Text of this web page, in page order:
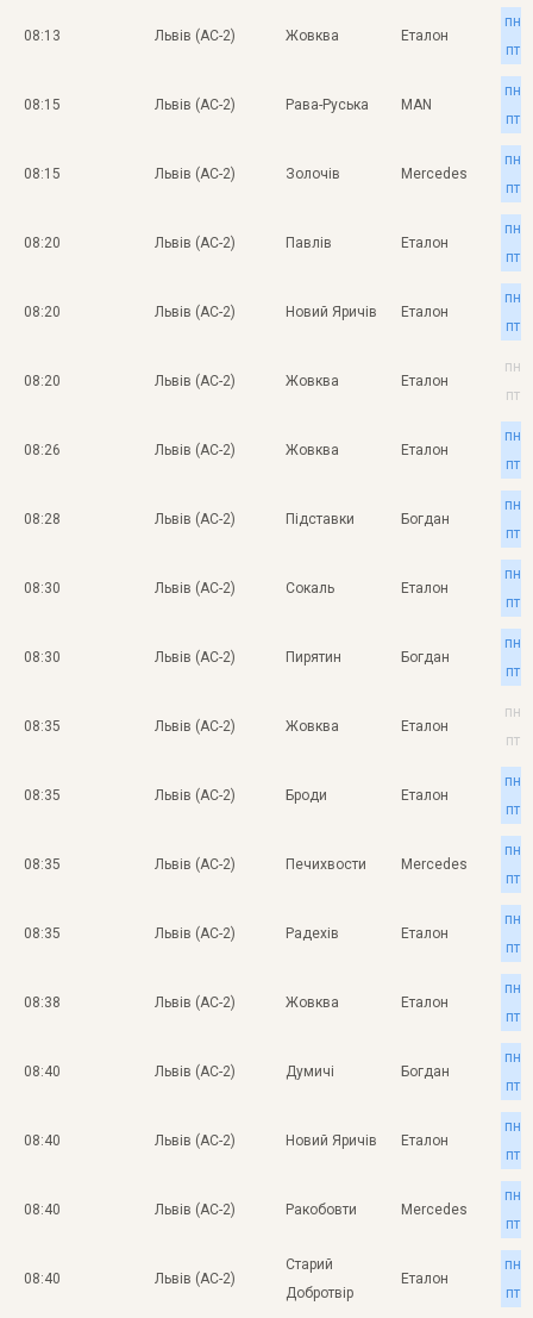
08:13 Львів (АС-2) Жовква Еталон
пн
пт
08:15 Львів (АС-2) Рава-Руська MAN
пн
пт
08:15 Львів (АС-2) Золочів Mercedes
пн
пт
08:20 Львів (АС-2) Павлів Еталон
пн
пт
08:20 Львів (АС-2) Новий Яричів Еталон
пн
пт
08:20 Львів (АС-2) Жовква Еталон
пн
пт
08:26 Львів (АС-2) Жовква Еталон
пн
пт
08:28 Львів (АС-2) Підставки Богдан
пн
пт
08:30 Львів (АС-2) Сокаль Еталон
пн
пт
08:30 Львів (АС-2) Пирятин Богдан
пн
пт
08:35 Львів (АС-2) Жовква Еталон
пн
пт
08:35 Львів (АС-2) Броди Еталон
пн
пт
08:35 Львів (АС-2) Печихвости Mercedes
пн
пт
08:35 Львів (АС-2) Радехів Еталон
пн
пт
08:38 Львів (АС-2) Жовква Еталон
пн
пт
08:40 Львів (АС-2) Думичі Богдан
пн
пт
08:40 Львів (АС-2) Новий Яричів Еталон
пн
пт
08:40 Львів (АС-2) Ракобовти Mercedes
пн
пт
08:40 Львів (АС-2)
Старий
Добротвір
Еталон
пн
пт